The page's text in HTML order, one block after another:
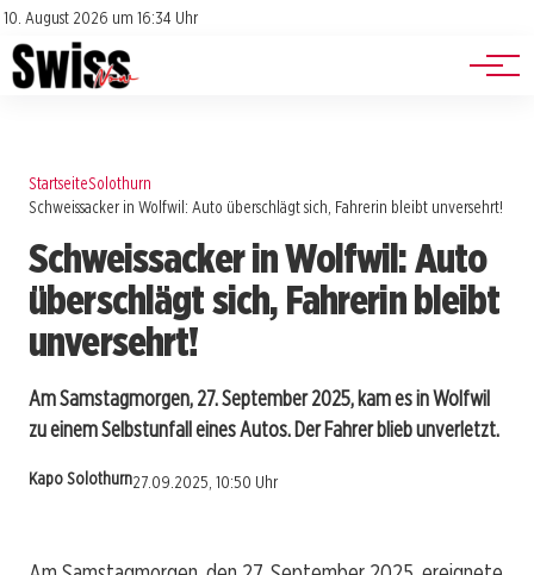
10. August 2026 um 16:34 Uhr
Impressum
Datenschutz
Jobs
Events
StartseiteSolothurn
Schweissacker in Wolfwil: Auto überschlägt sich, Fahrerin bleibt unversehrt!
Schweissacker in Wolfwil: Auto
überschlägt sich, Fahrerin bleibt
unversehrt!
Am Samstagmorgen, 27. September 2025, kam es in Wolfwil
zu einem Selbstunfall eines Autos. Der Fahrer blieb unverletzt.
Kapo Solothurn27.09.2025, 10:50 Uhr